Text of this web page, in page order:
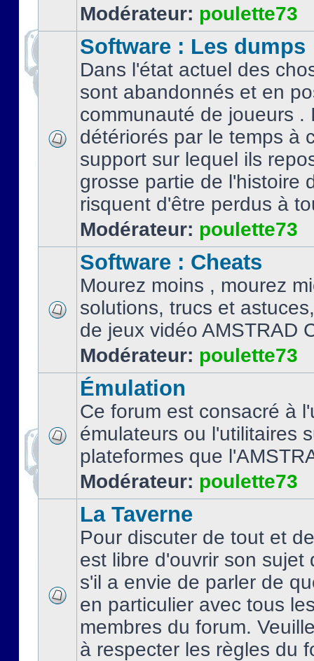
Modérateur: poulette73
Software : Les dumps
Dans l'état actuel des
sont abandonnés et en
communauté de joueurs .
détériorés par le temps à
support sur lequel ils
grosse partie de l'histoire
risquent d'être perdus à
Modérateur: poulette73
Software : Cheats
Mourez moins , mourez
solutions, trucs et
de jeux vidéo AMSTRAD
Modérateur: poulette73
Émulation
Ce forum est consacré à
émulateurs ou l'utilitaires
plateformes que
Modérateur: poulette73
La Taverne
Pour discuter de tout et
est libre d'ouvrir son sujet
s'il a envie de parler de
en particulier avec tous
membres du forum.
à respecter les règles du